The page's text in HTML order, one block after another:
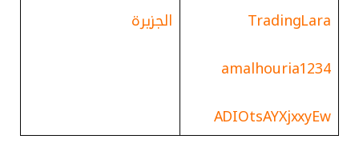
TradingLara
amalhouria1234
ADIOtsAYXjxxyEw
الجزيرة